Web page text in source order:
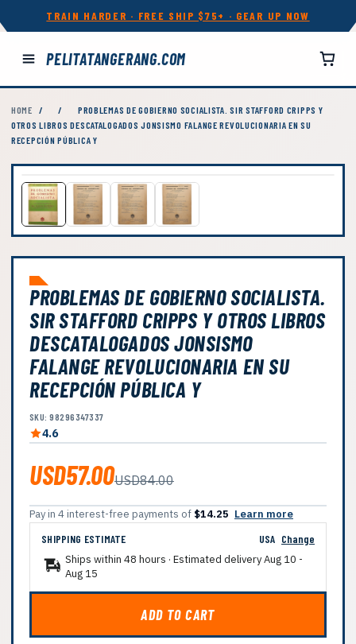
TRAIN HARDER · FREE SHIP $75+ · GEAR UP NOW
PELITATANGERANG.COM
HOME / /
PROBLEMAS DE GOBIERNO SOCIALISTA. SIR STAFFORD CRIPPS Y
OTROS LIBROS DESCATALOGADOS JONSISMO FALANGE REVOLUCIONARIA EN SU
RECEPCIÓN PÚBLICA Y
PROBLEMAS DE GOBIERNO SOCIALISTA.
SIR STAFFORD CRIPPS Y OTROS LIBROS
DESCATALOGADOS JONSISMO
FALANGE REVOLUCIONARIA EN SU
RECEPCIÓN PÚBLICA Y
SKU: 98296347337
4.6
USD57.00USD84.00
Pay in 4 interest-free payments of $14.25 Learn more
SHIPPING ESTIMATE
USA Change
Ships within 48 hours · Estimated deliveryAug 10 -
Aug 15
ADD TO CART